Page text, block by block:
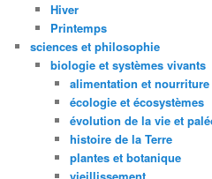
Hiver
Printemps
sciences et philosophie
biologie et systèmes vivants
alimentation et nourriture
écologie et écosystèmes
évolution de la vie et
histoire de la Terre
plantes et botanique